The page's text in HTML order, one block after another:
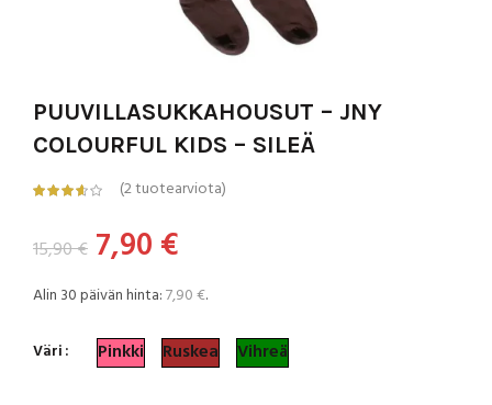
PUUVILLASUKKAHOUSUT – JNY
COLOURFUL KIDS – SILEÄ
(2tuotearviota)
15,90€ Alkuperäinen
hinta
oli:
7,90 €
hinta
on:
Alin 30 päivän hinta:7,90€.
Väri Pinkki Ruskea Vihreä